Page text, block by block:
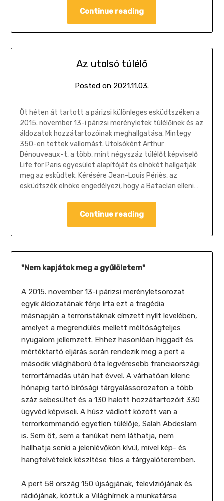
Continue reading
Az utolsó túlélő
Posted on 2021.11.03.
Géza
Öt héten át tartott a párizsi különleges esküdtszéken a
2015. november 13-i párizsi merényletek túlélőinek és az
áldozatok hozzátartozóinak meghallgatása. Mintegy
350-en tettek vallomást. Utolsóként Arthur
Dénouveaux-t, a több, mint négyszáz túlélőt képviselő
Life for Paris egyesület alapítóját és elnökét hallgatják
meg az esküdtek. Kérésére Jean-Louis Périès, az
esküdtszék elnöke engedélyezi, hogy a Bataclan elleni…
Continue reading
"Nem kapjátok meg a gyűlöletem"
A 2015. november 13-i párizsi merényletsorozat
egyik áldozatának férje írta ezt a tragédia
másnapján a terroristáknak címzett nyílt levelében,
amelyet a megrendülés mellett méltóságteljes
nyugalom jellemzett. Ehhez hasonlóan higgadt és
mértéktartó eljárás során rendezik meg a pert a
második világháború óta legvéresebb franciaországi
terrortámadás után hat évvel. A várhatóan kilenc
hónapig tartó bírósági tárgyalássorozaton a több
száz sebesültet és a 130 halott hozzátartozóit 330
ügyvéd képviseli. A húsz vádlott között van a
terrorkommandó egyetlen túlélője, Salah Abdeslam
is. Sem őt, sem a tanúkat nem láthatja, nem
hallhatja senki a jelenlévőkön kívül, mivel kép- és
hangfelvételek készítése tilos a tárgyalóteremben.
A pert 58 ország 150 újságjának, televíziójának és
rádiójának, köztük a Világhírnek a munkatársa